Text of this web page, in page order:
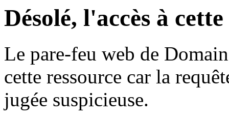
Désolé, l'accès à
Le pare-feu web de
cette ressource car la
jugée suspicieuse.